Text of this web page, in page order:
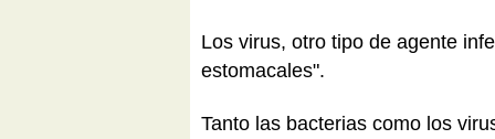
Los virus, otro tipo de agente
estomacales".
Tanto las bacterias como los